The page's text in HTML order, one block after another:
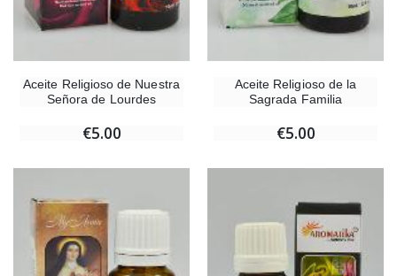
Aceite Religioso de Nuestra
Señora de Lourdes
€5.00
Aceite Religioso de la
Sagrada Familia
€5.00